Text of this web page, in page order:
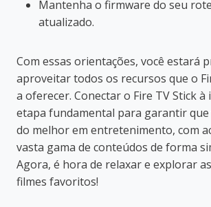
Mantenha o firmware do seu
atualizado.
Com essas orientações, você estará
aproveitar todos os recursos que o
a oferecer. Conectar o Fire TV Stick
etapa fundamental para garantir
do melhor em entretenimento, com
vasta gama de conteúdos de forma
Agora, é hora de relaxar e explorar
filmes favoritos!